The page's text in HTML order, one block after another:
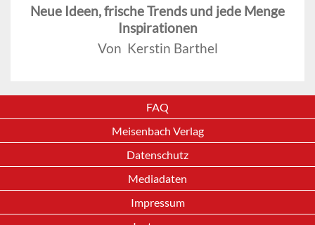
Neue Ideen, frische Trends und jede Menge
Inspirationen
Von Kerstin Barthel
FAQ
Meisenbach Verlag
Datenschutz
Mediadaten
Impressum